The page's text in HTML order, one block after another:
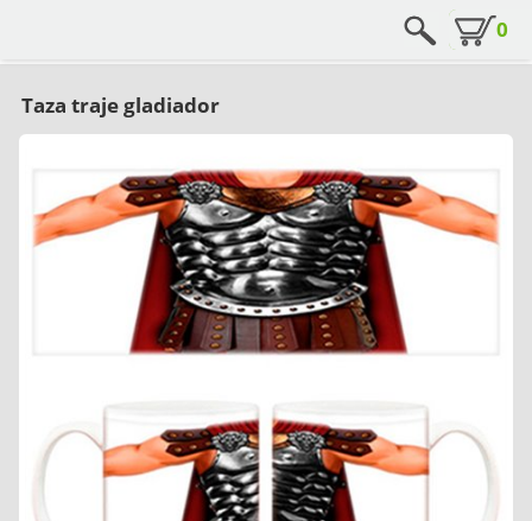
0
Taza traje gladiador